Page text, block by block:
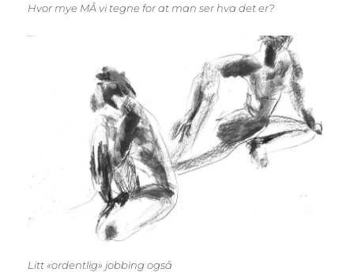
Hvor mye MÅ vi tegne for at man ser hva det er?
Litt «ordentlig» jobbing også